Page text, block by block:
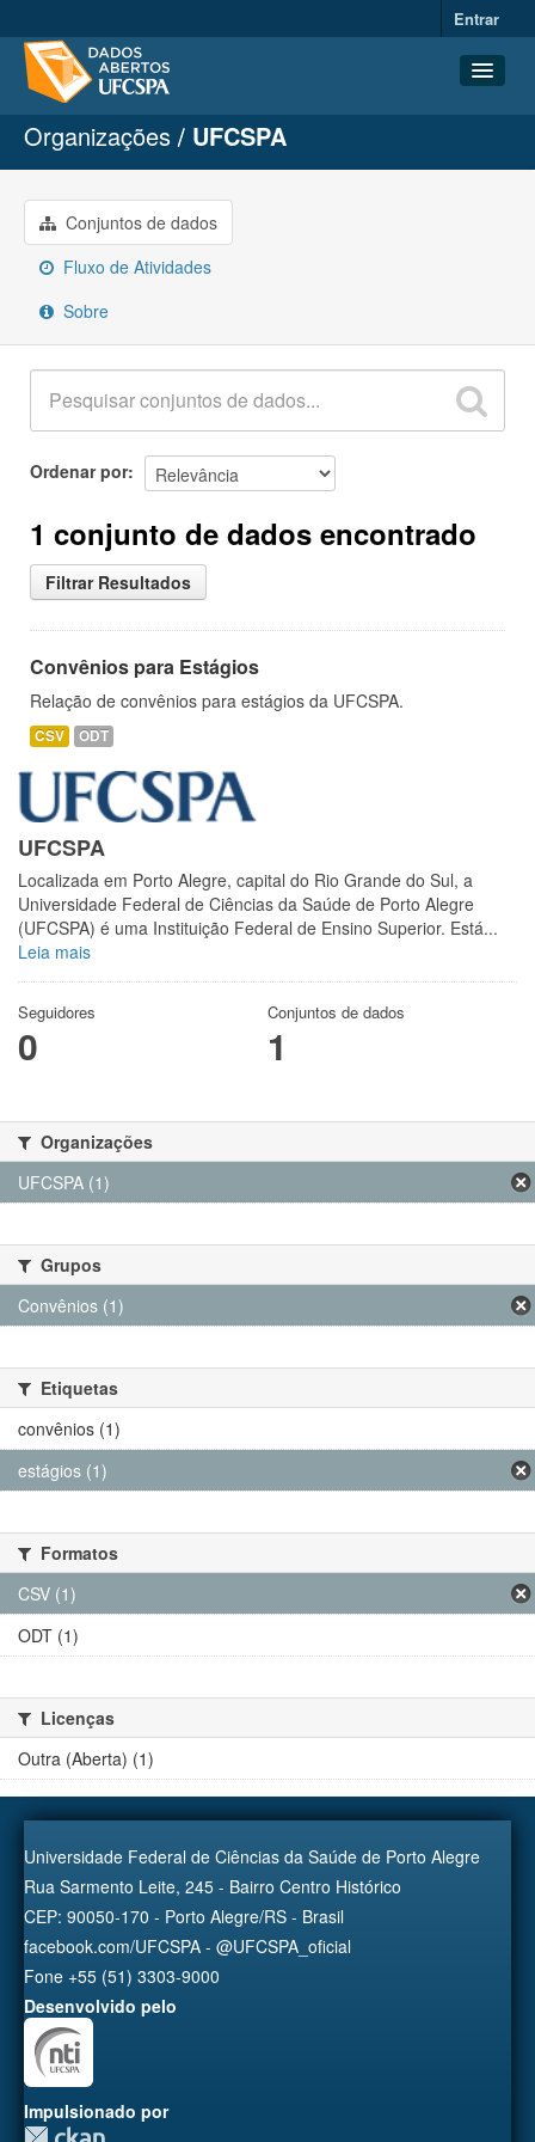
Entrar
Conjuntos de dados
Organizações
Grupos
Sobre
Organizações UFCSPA
Conjuntos de dados
Fluxo de Atividades
Sobre
Ordenar por
1 conjunto de dados encontrado
Filtrar Resultados
Convênios para Estágios
Relação de convênios para estágios da UFCSPA.
CSV ODT
UFCSPA
Localizada em Porto Alegre, capital do Rio Grande do Sul, a
Universidade Federal de Ciências da Saúde de Porto Alegre
(UFCSPA) é uma Instituição Federal de Ensino Superior. Está...
Leia mais
Seguidores
0
Conjuntos de dados
1
Organizações
UFCSPA (1)
Grupos
Convênios (1)
Etiquetas
convênios (1)
estágios (1)
Formatos
CSV (1)
ODT (1)
Licenças
Outra (Aberta) (1)
Universidade Federal de Ciências da Saúde de Porto Alegre
Rua Sarmento Leite, 245 - Bairro Centro Histórico
CEP: 90050-170 - Porto Alegre/RS - Brasil
facebook.com/UFCSPA - @UFCSPA_oficial
Fone +55 (51) 3303-9000
Desenvolvido pelo
Impulsionado por